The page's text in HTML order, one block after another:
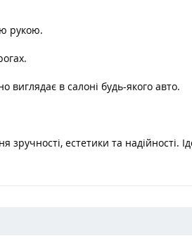
рукою.
в салоні будь-якого авто.
естетики та надійності.